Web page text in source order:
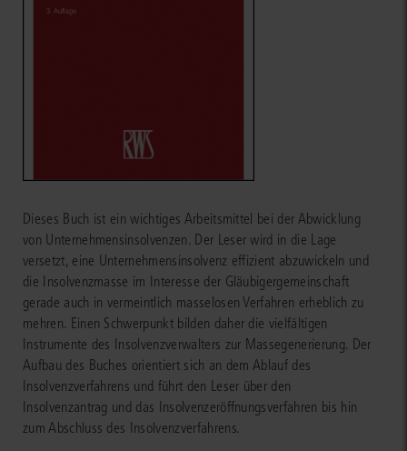
Dieses Buch ist ein wichtiges Arbeitsmittel bei der Abwicklung
von Unternehmensinsolvenzen. Der Leser wird in die Lage
versetzt, eine Unternehmensinsolvenz effizient abzuwickeln und
die Insolvenzmasse im Interesse der Gläubigergemeinschaft
gerade auch in vermeintlich masselosen Verfahren erheblich zu
mehren. Einen Schwerpunkt bilden daher die vielfältigen
Instrumente des Insolvenzverwalters zur Massegenerierung. Der
Aufbau des Buches orientiert sich an dem Ablauf des
Insolvenzverfahrens und führt den Leser über den
Insolvenzantrag und das Insolvenzeröffnungsverfahren bis hin
zum Abschluss des Insolvenzverfahrens.